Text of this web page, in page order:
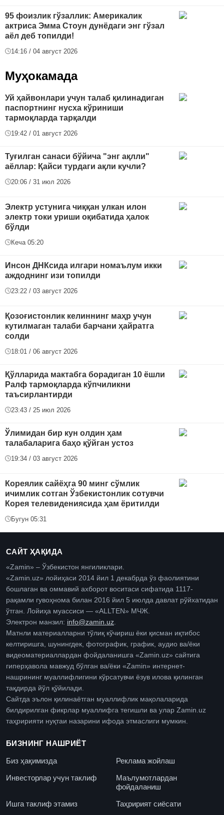
95 фоизлик гўзаллик: Америкалик
актриса Эмма Стоун дунёдаги энг гўзал
аёл деб топилди!
14:16 / 04 август 2026
Муҳокамада
Уй ҳайвонлари учун талаб қилинадиган
паспортнинг нусха кўриниши
тармоқларда тарқалди
19:42 / 01 август 2026
Туғилган санаси бўйича "энг ақлли"
аёллар: Қайси турдаги ақли кучли?
20:06 / 31 июл 2026
Электр устунига чиққан улкан илон
электр токи уриши оқибатида ҳалок
бўлди
Кеча 05:20
Инсон ДНКсида илгари номаълум икки
аждоднинг изи топилди
23:22 / 03 август 2026
Қозоғистонлик келиннинг маҳр учун
кутилмаган талаби барчани ҳайратга
солди
18:01 / 06 август 2026
Қўлларида мактабга борадиган 10 ёшли
Ралф тармоқларда кўпчиликни
таъсирлантирди
23:43 / 25 июл 2026
Ўлимидан бир кун олдин ҳам
талабаларига баҳо қўйган устоз
19:34 / 03 август 2026
Кореялик сайёҳга 90 минг сўмлик
ичимлик сотган Ўзбекистонлик сотувчи
Корея телевидениясида ҳам ёритилди
Бугун 05:31
САЙТ ҲАҚИДА
«Zamin» – Ўзбекистон янгиликлари.
«Zamin.uz» лойиҳаси 2014 йил 1 декабрда ўз фаолиятини
бошлаган ва оммавий ахборот воситаси сифатида 1117-
рақамли гувоҳнома билан 2016 йил 5 июлда давлат рўйхатидан
ўтган. Лойиҳа муассиси — «ALLTEN» МЧЖ.
Электрон манзил: info@zamin.uz
Матнли материалларни тўлиқ кўчириш ёки қисман иқтибос
келтиришга, шунингдек, фотографик, график, аудио ва/ёки
видеоматериаллардан фойдаланишга «Zamin.uz» сайтига
гиперҳавола мавжуд бўлган ва/ёки «Zamin» интернет-
нашрининг муаллифлигини кўрсатувчи ёзув илова қилинган
тақдирда йўл қўйилади.
Сайтда эълон қилинаётган муаллифлик мақолаларида
билдирилган фикрлар муаллифга тегишли ва улар Zamin.uz
таҳририяти нуқтаи назарини ифода этмаслиги мумкин.
БИЗНИНГ НАШРИЁТ
Биз ҳақимизда
Реклама жойлаш
Инвесторлар учун таклиф
Маълумотлардан
фойдаланиш
Ишга таклиф этамиз
Таҳририят сиёсати